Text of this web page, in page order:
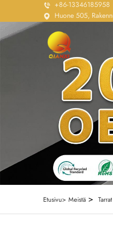
+86-13346185958
Huone 505,
Etusivu> Meistä >